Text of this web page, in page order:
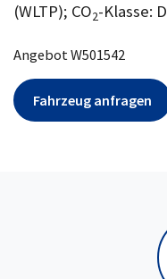
(WLTP); CO2-Klasse: D
Angebot W501542
Fahrzeug anfragen